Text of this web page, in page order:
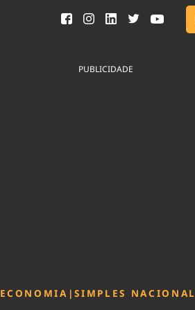
PUBLICIDADE
ECONOMIA |SIMPLES NACIONAL